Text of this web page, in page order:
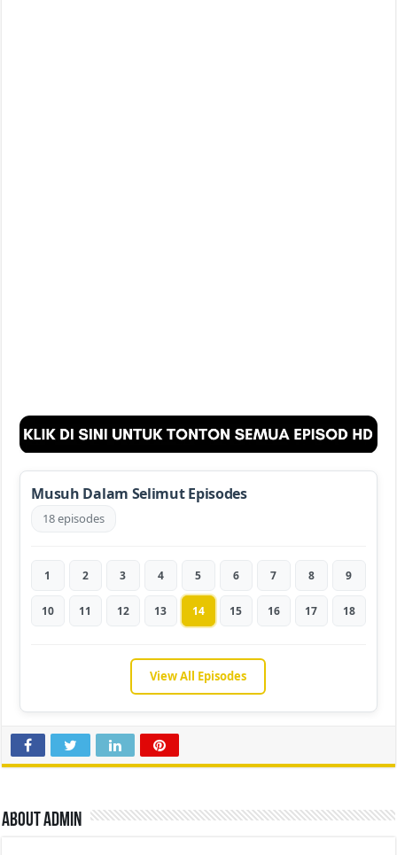
Musuh Dalam Selimut Episodes
18 episodes
1 2 3 4 5 6 7 8 9
10 11 12 13 14 15 16 17 18
View All Episodes
About admin